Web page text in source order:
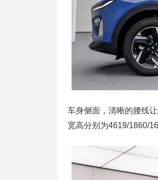
车身侧面，清晰的腰线
宽高分别为4619/1860/